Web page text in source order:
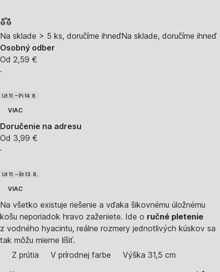
Na sklade > 5 ks, doručíme ihneďNa sklade, doručíme ihneď
Osobný odber
Od 2,59 €
·
Ut 11. – Pi 14. 8.
VIAC
Doručenie na adresu
Od 3,99 €
·
Ut 11. – Št 13. 8.
VIAC
Na všetko existuje riešenie a vďaka šikovnému úložnému
košu neporiadok hravo zaženiete. Ide o ručné pletenie
z vodného hyacintu, reálne rozmery jednotlivých kúskov sa
tak môžu mierne líšiť.
Z prútia
V prírodnej farbe Výška 31,5 cm